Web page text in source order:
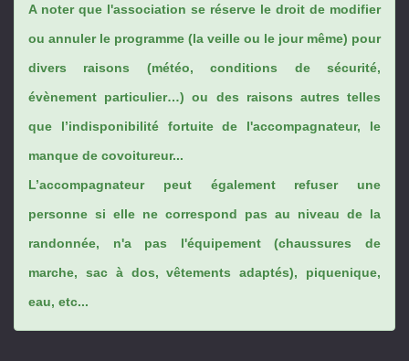
A noter que l'association se réserve le droit de modifier
ou annuler le programme (la veille ou le jour même) pour
divers raisons (météo, conditions de sécurité,
évènement particulier…) ou des raisons autres telles
que l’indisponibilité fortuite de l'accompagnateur, le
manque de covoitureur...
L’accompagnateur peut également refuser une
personne si elle ne correspond pas au niveau de la
randonnée, n'a pas l'équipement (chaussures de
marche, sac à dos, vêtements adaptés), piquenique,
eau, etc...